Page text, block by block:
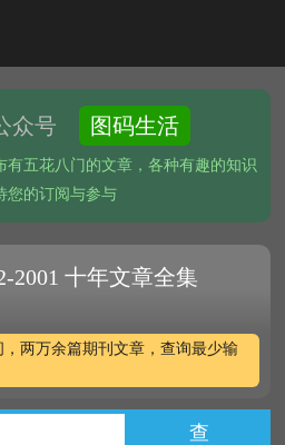
众号 图码生活
有五花八门的文章，各种有趣的知识
您的订阅与参与
2001 十年文章全集
，两万余篇期刊文章，查询最少输
查